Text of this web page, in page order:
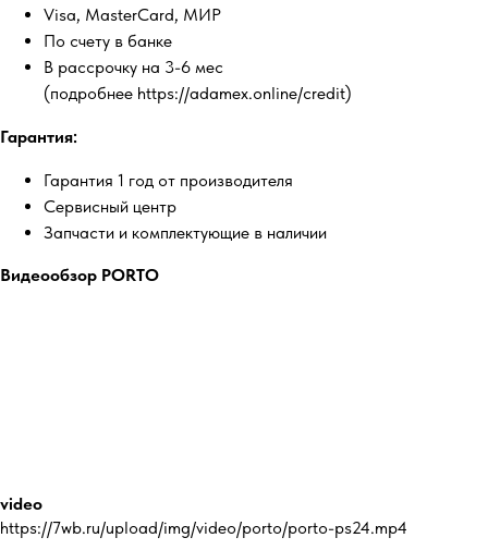
Visa, MasterCard, МИР
По счету в банке
В рассрочку на 3-6 мес
(подробнее https://adamex.online/credit)
Гарантия:
Гарантия 1 год от производителя
Сервисный центр
Запчасти и комплектующие в наличии
Видеообзор PORTO
video
https://7wb.ru/upload/img/video/porto/porto-ps24.mp4